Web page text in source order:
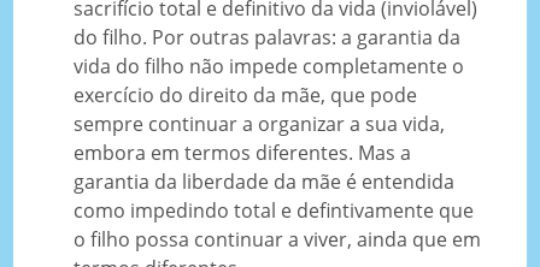
sacrifício total e definitivo da vida (inviolável)
do filho. Por outras palavras: a garantia da
vida do filho não impede completamente o
exercício do direito da mãe, que pode
sempre continuar a organizar a sua vida,
embora em termos diferentes. Mas a
garantia da liberdade da mãe é entendida
como impedindo total e defintivamente que
o filho possa continuar a viver, ainda que em